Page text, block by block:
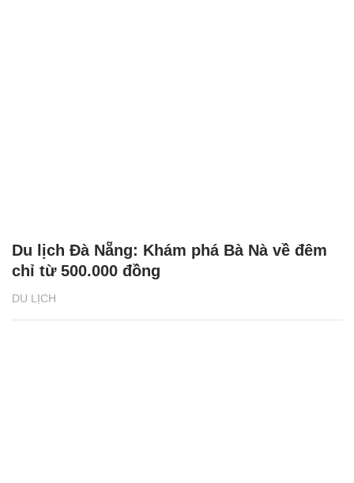
DU LỊCH
Du lịch Đà Nẵng: Khám phá Bà Nà về đêm
chỉ từ 500.000 đồng